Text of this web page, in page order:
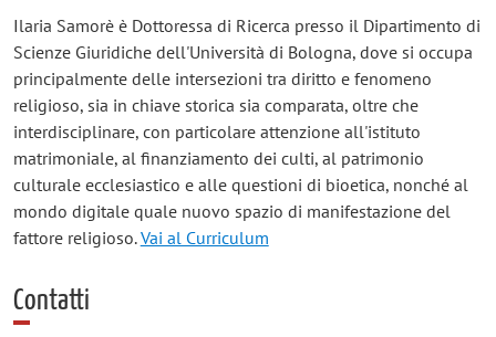
Ilaria Samorè è Dottoressa di Ricerca presso il Dipartimento di
Scienze Giuridiche dell'Università di Bologna, dove si occupa
principalmente delle intersezioni tra diritto e fenomeno
religioso, sia in chiave storica sia comparata, oltre che
interdisciplinare, con particolare attenzione all'istituto
matrimoniale, al finanziamento dei culti, al patrimonio
culturale ecclesiastico e alle questioni di bioetica, nonché al
mondo digitale quale nuovo spazio di manifestazione del
fattore religioso.Vai al Curriculum
Contatti